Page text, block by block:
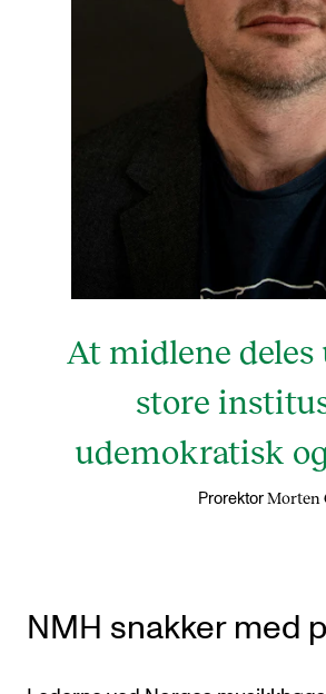
At midlene
store
udemokratisk
Prorektor Morten
NMH snakker med